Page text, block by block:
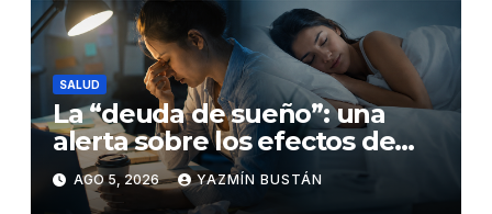
SALUD
La “deuda de sueño”: una
alerta sobre los efectos de
dormir mal en la salud física y
mental
AGO 5, 2026 YAZMÍN BUSTÁN